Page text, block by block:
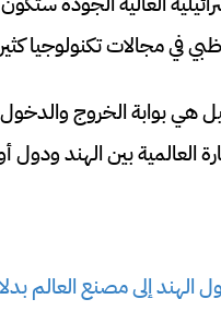
في مجالات تكنولوجيا
بوابة الخروج والدخول
العالمية بين الهند ودول
الهند إلى مصنع العالم